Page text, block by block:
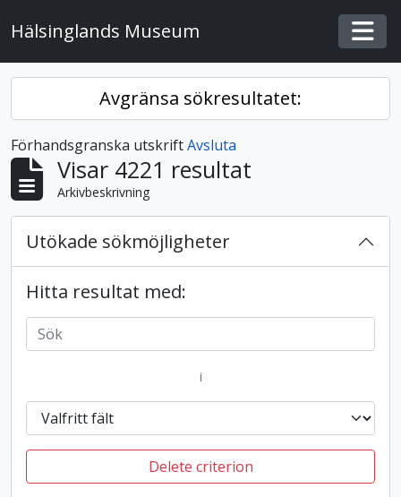
Hälsinglands Museum
Avgränsa sökresultatet:
Förhandsgranska utskriftAvsluta
Visar 4221 resultat
Arkivbeskrivning
Utökade sökmöjligheter
Hitta resultat med:
i
Delete criterion